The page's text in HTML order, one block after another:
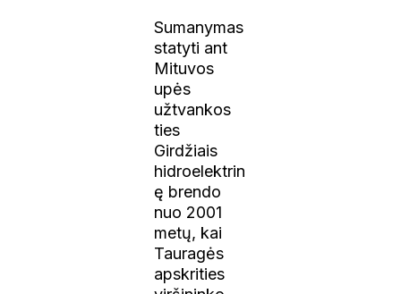
Sumanymas
statyti ant
Mituvos
upės
užtvankos
ties
Girdžiais
hidroelektrin
ę brendo
nuo 2001
metų, kai
Tauragės
apskrities